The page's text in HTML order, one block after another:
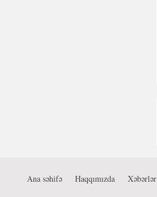
Ana səhifə Haqqımızda Xəbərlər